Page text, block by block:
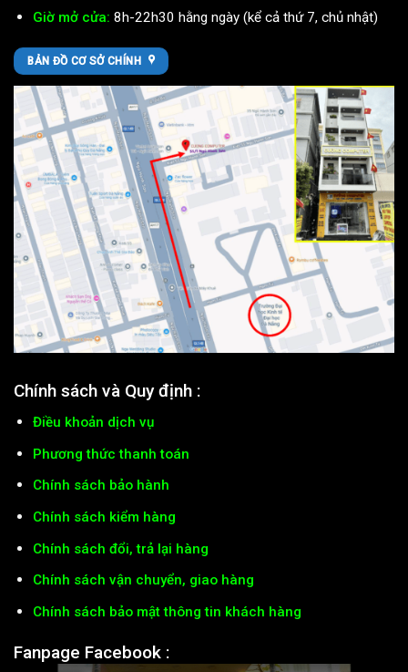
Giờ mở cửa: 8h-22h30 hằng ngày (kể cả thứ 7, chủ nhật)
BẢN ĐỒ CƠ SỞ CHÍNH
Chính sách và Quy định :
Điều khoản dịch vụ
Phương thức thanh toán
Chính sách bảo hành
Chính sách kiểm hàng
Chính sách đổi, trả lại hàng
Chính sách vận chuyển, giao hàng
Chính sách bảo mật thông tin khách hàng
Fanpage Facebook :